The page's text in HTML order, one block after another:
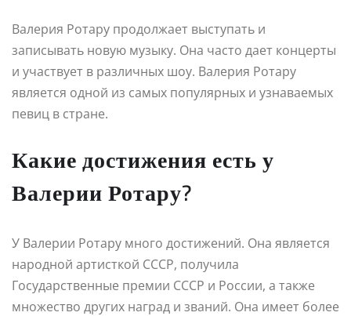
Валерия Ротару продолжает выступать и
записывать новую музыку. Она часто дает концерты
и участвует в различных шоу. Валерия Ротару
является одной из самых популярных и узнаваемых
певиц в стране.
Какие достижения есть у
Валерии Ротару?
У Валерии Ротару много достижений. Она является
народной артисткой СССР, получила
Государственные премии СССР и России, а также
множество других наград и званий. Она имеет более